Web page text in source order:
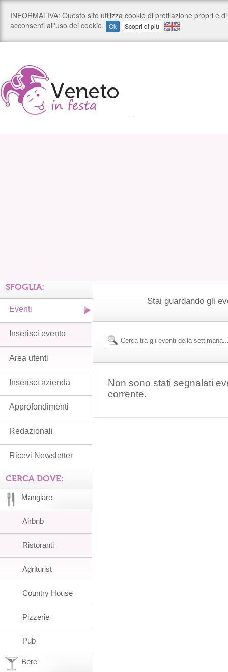
Stai guardando gli
Non sono stati segnalati
corrente.
SFOGLIA:
Eventi
Inserisci evento
Area utenti
Inserisci azienda
Approfondimenti
Redazionali
Ricevi Newsletter
CERCA DOVE:
Mangiare
Airbnb
Ristoranti
Agriturist
Country House
Pizzerie
Pub
Bere